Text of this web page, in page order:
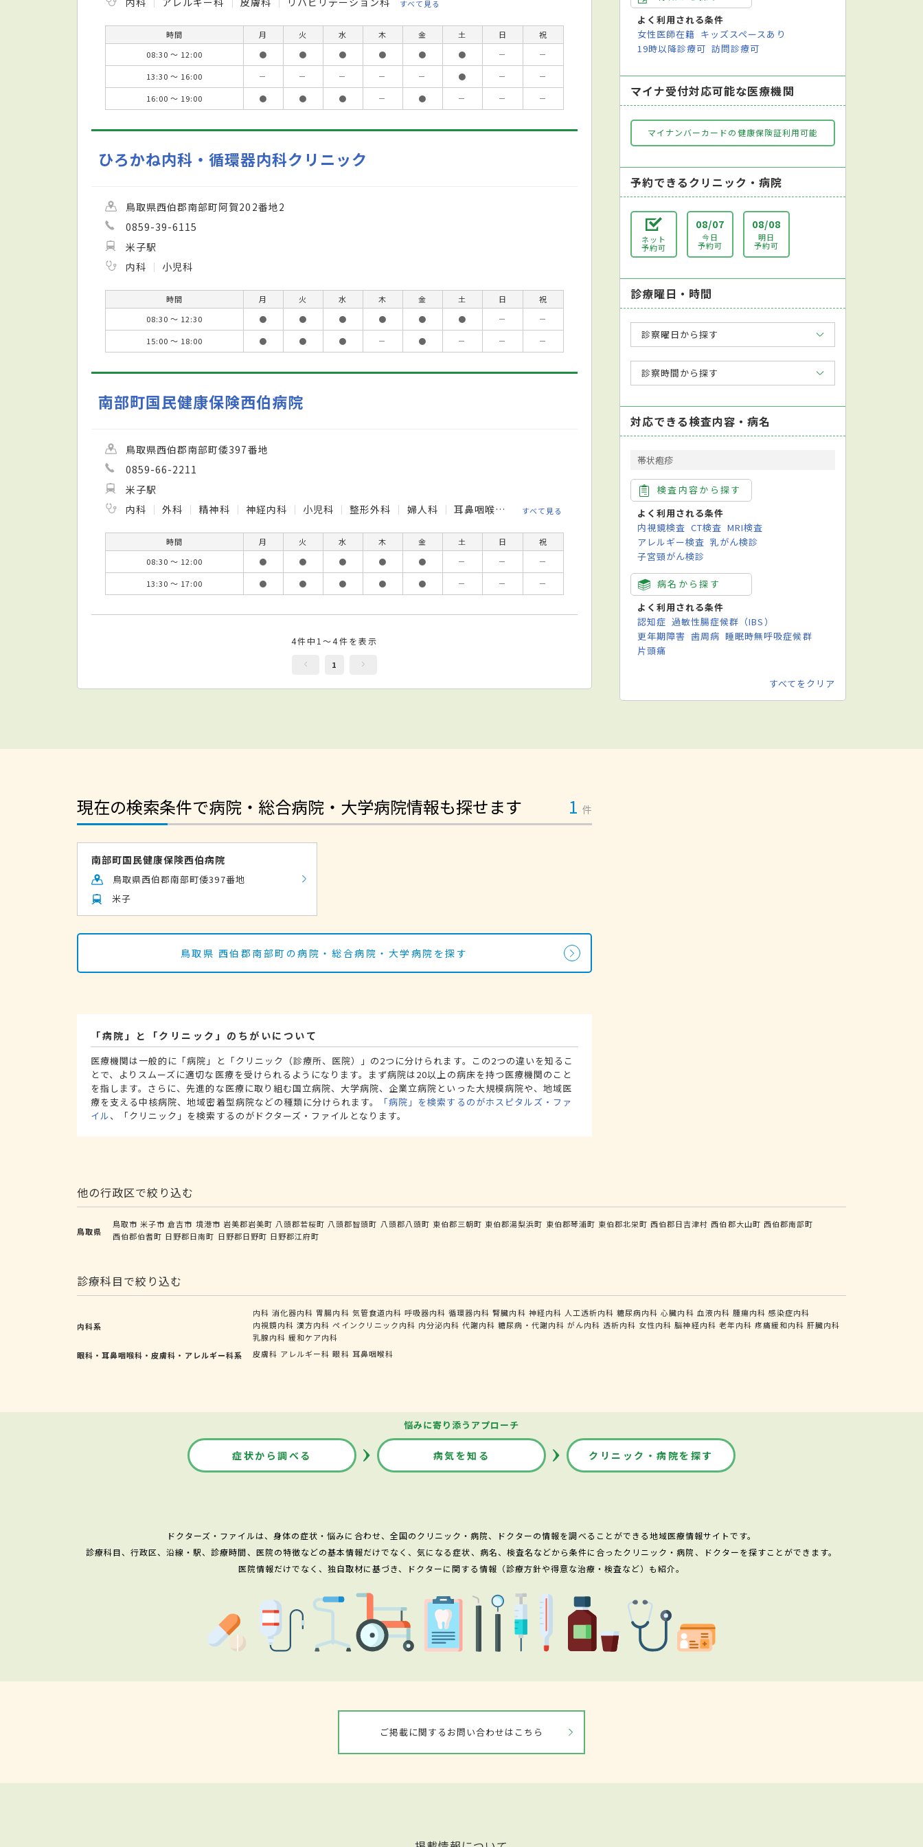
すべて見る
時間 月 火 水 木 金 土 日
祝
08:30 ～ 12:00
● ● ● ● ● ● －
－
13:30 ～ 16:00
－ － － － － ● －
－
16:00 ～ 19:00
● ● ● － ● － － －
ひろかね内科・循環器内科クリニック
鳥取県西伯郡南部町阿賀202番地2
0859-39-6115
米子駅
内科
小児科
時間 月 火 水 木 金 土 日
祝
08:30 ～ 12:30
● ● ● ● ● ● －
－
15:00 ～ 18:00
● ● ● － ● － － －
南部町国民健康保険西伯病院
鳥取県西伯郡南部町倭397番地
0859-66-2211
米子駅
内科
外科 精神科 神経内科 小児科 整形外科 婦人科 耳鼻咽喉科 リハビリテーション科 歯科 麻酔科
すべて見る
時間 月 火 水 木 金 土 日
祝
08:30 ～ 12:00
● ● ● ● ● － －
－
13:30 ～ 17:00
● ● ● ● ● － － －
4件中1～4件を表示
1
よく利用される条件
女性医師在籍 キッズスペースあり
19時以降診療可 訪問診療可
マイナ受付対応可能な医療機関
マイナンバーカードの健康保険証利用可能
予約できるクリニック・病院
ネット
予約可
08/07
今日
予約可
08/08
明日
予約可
診療曜日・時間
診察曜日から探す
診察時間から探す
対応できる検査内容・病名
帯状疱疹
検査内容から探す
よく利用される条件
内視鏡検査 CT検査 MRI検査
アレルギー検査 乳がん検診
子宮頸がん検診
病名から探す
よく利用される条件
認知症 過敏性腸症候群（IBS）
更年期障害 歯周病 睡眠時無呼吸症候群
片頭痛
すべてをクリア
現在の検索条件で病院・総合病院・大学病院情報も探せます 1 件
南部町国民健康保険西伯病院
鳥取県西伯郡南部町倭397番地
米子
鳥取県 西伯郡南部町の病院・総合病院・大学病院を探す
「病院」と「クリニック」のちがいについて
医療機関は一般的に「病院」と「クリニック（診療所、医院）」の2つに分けられます。この2つの違いを知るこ
とで、よりスムーズに適切な医療を受けられるようになります。まず病院は20以上の病床を持つ医療機関のこと
を指します。さらに、先進的な医療に取り組む国立病院、大学病院、企業立病院といった大規模病院や、地域医
療を支える中核病院、地域密着型病院などの種類に分けられます。
「病院」を検索するのがホスピタルズ・ファ
イル、「クリニック」を検索するのがドクターズ・ファイルとなります。
他の行政区で絞り込む
鳥取県
鳥取市 米子市 倉吉市 境港市 岩美郡岩美町 八頭郡若桜町 八頭郡智頭町 八頭郡八頭町 東伯郡三朝町 東伯郡湯梨浜町 東伯郡琴浦町 東伯郡北栄町 西伯郡日吉津村 西伯郡大山町 西伯郡南部町
西伯郡伯耆町 日野郡日南町 日野郡日野町 日野郡江府町
診療科目で絞り込む
内科系
内科 消化器内科 胃腸内科 気管食道内科 呼吸器内科 循環器内科 腎臓内科 神経内科 人工透析内科 糖尿病内科 心臓内科 血液内科 腫瘍内科 感染症内科
内視鏡内科 漢方内科 ペインクリニック内科 内分泌内科 代謝内科 糖尿病・代謝内科 がん内科 透析内科 女性内科 脳神経内科 老年内科 疼痛緩和内科 肝臓内科
乳腺内科 緩和ケア内科
眼科・耳鼻咽喉科・皮膚科・アレルギー科系
皮膚科 アレルギー科 眼科 耳鼻咽喉科
悩みに寄り添うアプローチ
症状から調べる 病気を知る クリニック・病院を探す
ドクターズ・ファイルは、身体の症状・悩みに合わせ、全国のクリニック・病院、ドクターの情報を調べることができる地域医療情報サイトです。
診療科目、行政区、沿線・駅、診療時間、医院の特徴などの基本情報だけでなく、気になる症状、病名、検査名などから条件に合ったクリニック・病院、ドクターを探すことができます。
医院情報だけでなく、独自取材に基づき、ドクターに関する情報（診療方針や得意な治療・検査など）も紹介。
ご掲載に関するお問い合わせはこちら